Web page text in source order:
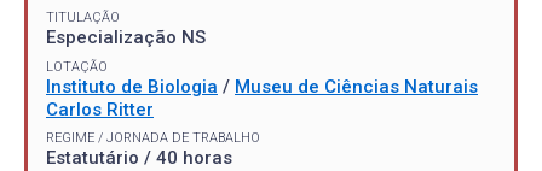
TITULAÇÃO
Especialização NS
LOTAÇÃO
Instituto de Biologia / Museu de Ciências Naturais
Carlos Ritter
REGIME / JORNADA DE TRABALHO
Estatutário / 40 horas